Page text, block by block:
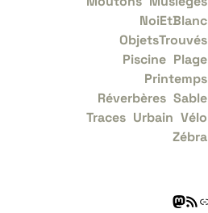
NoiEtBlanc
ObjetsTrouvés
Piscine Plage
Printemps
Réverbères Sable
Traces Urbain Vélo
Zébra